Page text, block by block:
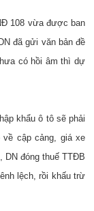
108 vừa được ban
đã gửi văn bản đề
có hồi âm thì dự
khẩu ô tô sẽ phải
cập cảng, giá xe
DN đóng thuế TTĐB
lệch, rồi khấu trừ